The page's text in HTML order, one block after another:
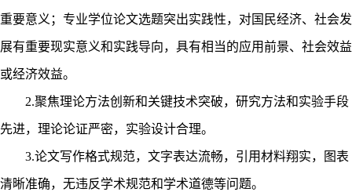
重要意义；专业学位论文选题突出实践性，对国民经济、社会发
展有重要现实意义和实践导向，具有相当的应用前景、社会效益
或经济效益。
2.聚焦理论方法创新和关键技术突破，研究方法和实验手段
先进，理论论证严密，实验设计合理。
3.论文写作格式规范，文字表达流畅，引用材料翔实，图表
清晰准确，无违反学术规范和学术道德等问题。